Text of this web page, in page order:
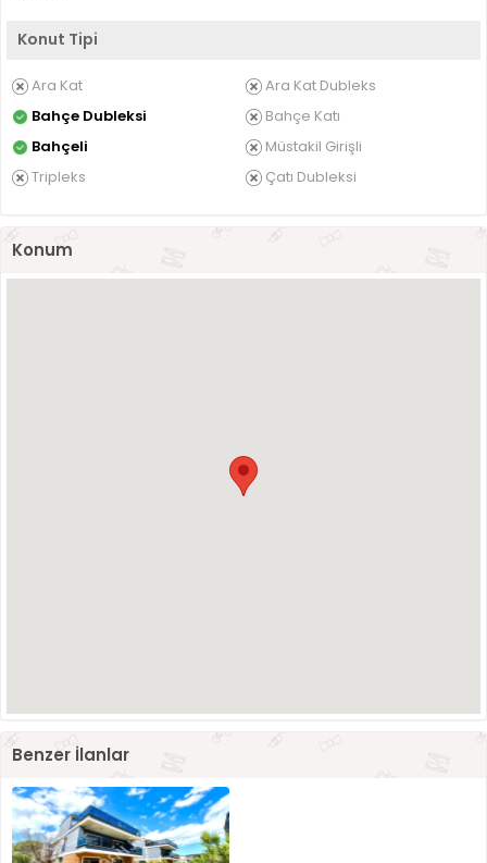
Konut Tipi
Ara Kat
Ara Kat Dubleks
Bahçe Dubleksi
Bahçe Katı
Bahçeli
Müstakil Girişli
Tripleks
Çatı Dubleksi
Konum
Benzer İlanlar